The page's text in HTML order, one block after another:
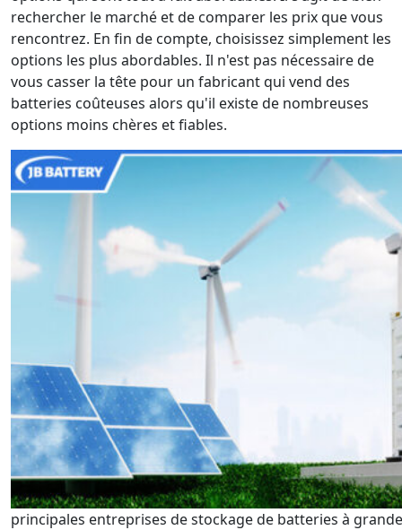
rechercher le marché et de comparer les prix que vous
rencontrez. En fin de compte, choisissez simplement les
options les plus abordables. Il n'est pas nécessaire de
vous casser la tête pour un fabricant qui vend des
batteries coûteuses alors qu'il existe de nombreuses
options moins chères et fiables.
principales entreprises de stockage de batteries à